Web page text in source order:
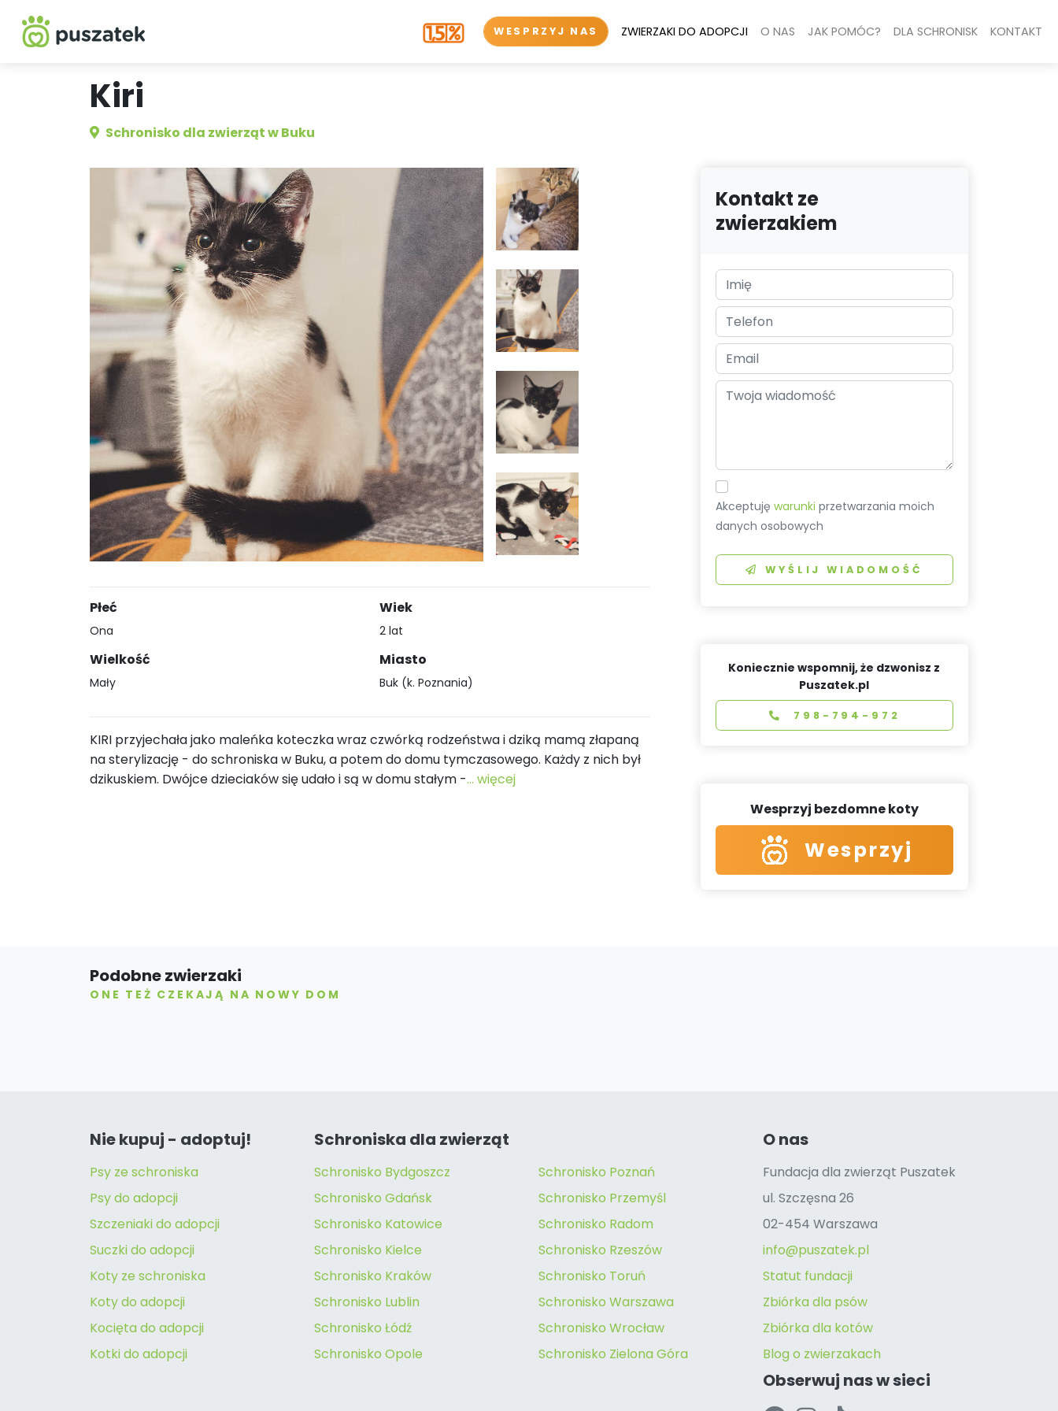
WESPRZYJ NAS ZWIERZAKI DO ADOPCJI O NAS JAK POMÓC? DLA SCHRONISK KONTAKT
Kiri
Schronisko dla zwierząt w Buku
Płeć
Ona
Wielkość
Mały
Wiek
2 lat
Miasto
Buk (k. Poznania)
KIRI przyjechała jako maleńka koteczka wraz czwórką rodzeństwa i dziką mamą złapaną
na sterylizację - do schroniska w Buku, a potem do domu tymczasowego. Każdy z nich był
dzikuskiem. Dwójce dzieciaków się udało i są w domu stałym -... więcej
Kontakt ze
zwierzakiem
Akceptujęwarunki przetwarzania moich
danych osobowych
WYŚLIJ WIADOMOŚĆ
Koniecznie wspomnij, że dzwonisz z
Puszatek.pl
798-794-972
Wesprzyj bezdomne koty
Wesprzyj
Podobne zwierzaki
ONE TEŻ CZEKAJĄ NA NOWY DOM
Nie kupuj - adoptuj!
Psy ze schroniska
Psy do adopcji
Szczeniaki do adopcji
Suczki do adopcji
Koty ze schroniska
Koty do adopcji
Kocięta do adopcji
Kotki do adopcji
Schroniska dla zwierząt
Schronisko Bydgoszcz
Schronisko Gdańsk
Schronisko Katowice
Schronisko Kielce
Schronisko Kraków
Schronisko Lublin
Schronisko Łódź
Schronisko Opole
Schronisko Poznań
Schronisko Przemyśl
Schronisko Radom
Schronisko Rzeszów
Schronisko Toruń
Schronisko Warszawa
Schronisko Wrocław
Schronisko Zielona Góra
O nas
Fundacja dla zwierząt Puszatek
ul. Szczęsna 26
02-454 Warszawa
info@puszatek.pl
Statut fundacji
Zbiórka dla psów
Zbiórka dla kotów
Blog o zwierzakach
Obserwuj nas w sieci